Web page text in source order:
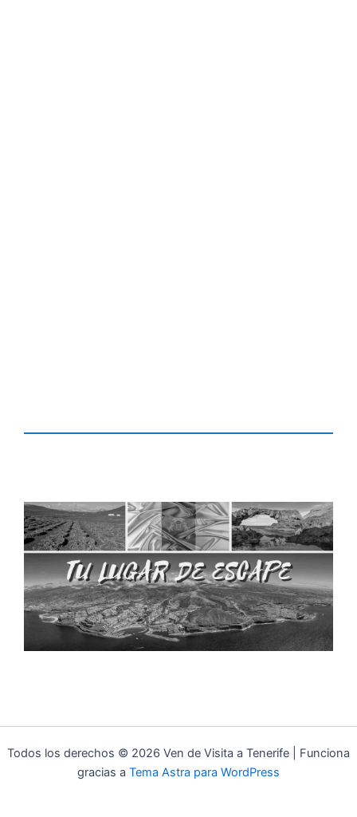
Todos los derechos © 2026 Ven de Visita a Tenerife | Funciona
gracias a Tema Astra para WordPress